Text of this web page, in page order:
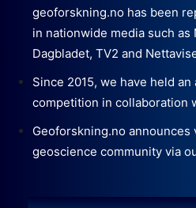
geoforskning.no has been
in nationwide media such as
Dagbladet, TV2 and
Since 2015, we have held
competition in collaboration
Geoforskning.no announces
geoscience community via